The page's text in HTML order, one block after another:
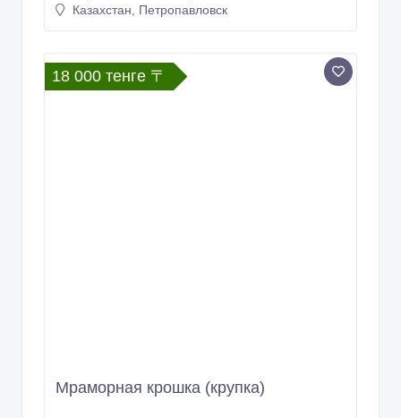
Казахстан, Петропавловск
18 000 тенге 〒
Мраморная крошка (крупка)